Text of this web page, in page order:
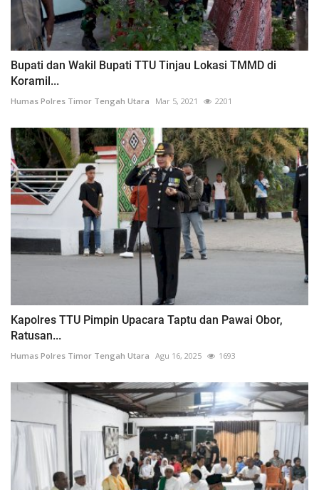
Bupati dan Wakil Bupati TTU Tinjau Lokasi TMMD di
Koramil...
Humas Polres Timor Tengah Utara Mar 5, 2021 2201
Kapolres TTU Pimpin Upacara Taptu dan Pawai Obor,
Ratusan...
Humas Polres Timor Tengah Utara Agu 16, 2025 1693